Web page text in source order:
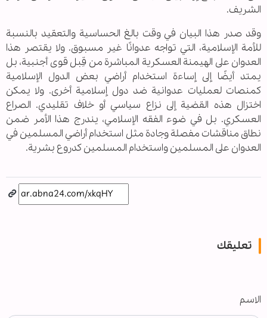
الشريف.
وقد صدر هذا البيان في وقت بالغ الحساسية والتعقيد بالنسبة
للأمة الإسلامية، التي تواجه عدوانًا غير مسبوق. ولا يقتصر هذا
العدوان على الهيمنة العسكرية المباشرة من قِبل قوى أجنبية، بل
يمتد أيضًا إلى إساءة استخدام أراضي بعض الدول الإسلامية
كمنصات لعمليات عدوانية ضد دول إسلامية أخرى. ولا يمكن
اختزال هذه القضية إلى نزاع سياسي أو خلاف تقليدي. الصراع
العسكري. بل في ضوء الفقه الإسلامي، يندرج هذا الأمر ضمن
نطاق مناقشات مفصلة وجادة مثل استخدام أراضي المسلمين في
العدوان على المسلمين واستخدام المسلمين كدروع بشرية.
تعليقك
الاسم